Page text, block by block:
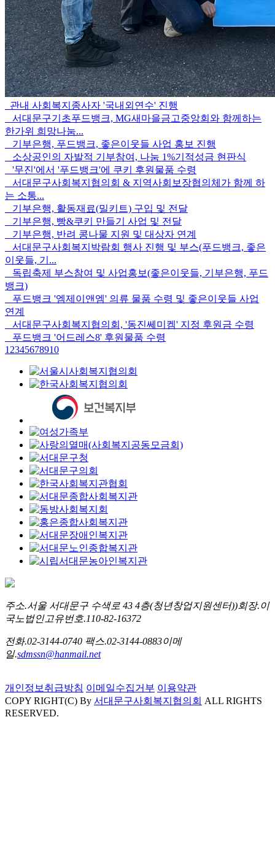
관내 사회복지종사자 '국내외연수' 진행
서대문구기초푸드뱅크, MG새마을금고중앙회와 함께하는
한가위 희망나눔...
기부은행, 푸드뱅크, 좋은이웃들 사업 홍보 진행
소상공인의 자발적 기부참여, 나눔 1%기적성금 현판식
'무진'에서 '푸드뱅크'에 쿠키 후원물품 수령
서대문구사회복지협의회 & 지역사회보장협의체가 함께 하
는 소통...
기부은행, 활동재료(밀키트) 구입 및 전달
기부은행, 빵&쿠키 만들기 사업 및 전달
기부은행, 반려 콩나물 지원 및 대상자 연계
서대문구사회복지박람회 행사 진행 및 부스(푸드뱅크, 좋은
이웃들, 기...
독립축제 부스참여 및 사업홍보(좋은이웃들, 기부은행, 푸드
뱅크)
푸드뱅크 '엠제이앤엠' 의류 물품 수령 및 좋은이웃들 사업
연계
서대문구사회복지협의회, '동진쎄미켐' 지정 후원금 수령
푸드뱅크 '어드레스8' 후원물품 수령
1 2345678910
주소.서울 서대문구 수색로 43 4층(청년창업지원센터))회장.이
국노 법인고유번호.110-82-16372
전화.02-3144-0740 팩스.02-3144-0883이메
일.sdmssn@hanmail.net
개인정보취급방침 이메일수집거부 이용약관
COPY RIGHT(C) By 서대문구사회복지협의회 ALL RIGHTS
RESERVED.